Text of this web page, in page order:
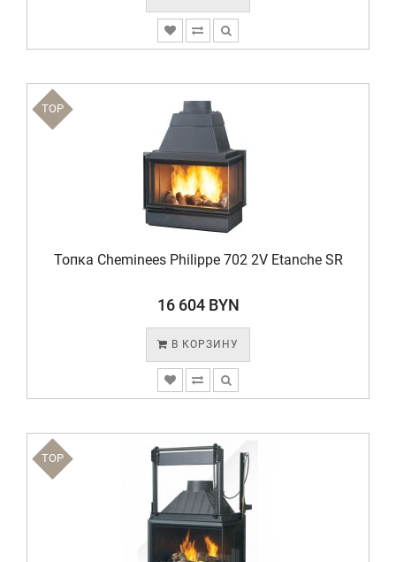
TOP
Топка Cheminees Philippe 702 2V Etanche SR
16 604 BYN
В КОРЗИНУ
TOP